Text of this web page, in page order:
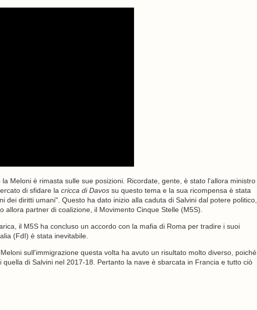
Meloni è rimasta sulle sue posizioni. Ricordate, gente, è stato l'allora ministro
di sfidare la cricca di Davossu questo tema e la sua ricompensa è stata
dei diritti umani". Questo ha dato inizio alla caduta di Salvini dal potere politico,
allora partner di coalizione, il Movimento Cinque Stelle (M5S).
il M5S ha concluso un accordo con la mafia di Roma per tradire i suoi
(FdI) è stata inevitabile.
sull'immigrazione questa volta ha avuto un risultato molto diverso, poiché
di Salvini nel 2017-18. Pertanto la nave è sbarcata in Francia e tutto ciò